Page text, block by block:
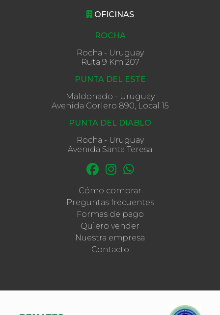
OFICINAS
ROCHA
Rocha - Uruguay
Ruta 9 Km 207
PUNTA DEL ESTE
Maldonado - Uruguay
Avenida Gorlero 890, Local 15
PUNTA DEL DIABLO
Rocha - Uruguay
Avenida Santa Teresa
Cómo comprar
Preguntas frecuentes
Formas de pago
Quiero vender
Nuestra empresa
Contacto